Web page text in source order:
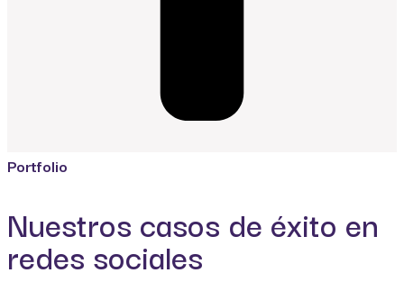
Portfolio
Nuestros casos de éxito en
redes sociales